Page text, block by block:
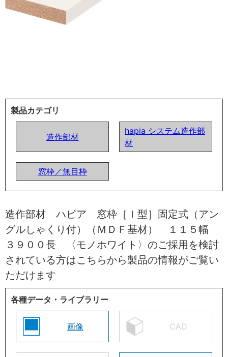
製品カテゴリ
造作部材
hapia システム造作部
材
窓枠／無目枠
造作部材 ハピア 窓枠［Ｉ型］固定式（アン
グルしゃくり付）（ＭＤＦ基材） １１５幅
３９００長 〈モノホワイト〉のご採用を検討
されている方はこちらから製品の情報がご覧い
ただけます
各種データ・ライブラリー
画像 CAD